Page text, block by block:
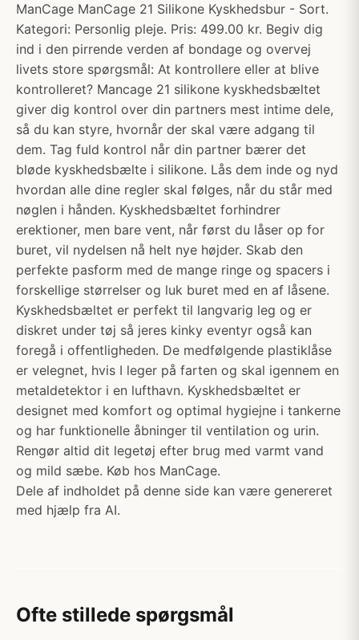
ManCage ManCage 21 Silikone Kyskhedsbur - Sort.
Kategori: Personlig pleje. Pris: 499.00 kr. Begiv dig
ind i den pirrende verden af bondage og overvej
livets store spørgsmål: At kontrollere eller at blive
kontrolleret? Mancage 21 silikone kyskhedsbæltet
giver dig kontrol over din partners mest intime dele,
så du kan styre, hvornår der skal være adgang til
dem. Tag fuld kontrol når din partner bærer det
bløde kyskhedsbælte i silikone. Lås dem inde og nyd
hvordan alle dine regler skal følges, når du står med
nøglen i hånden. Kyskhedsbæltet forhindrer
erektioner, men bare vent, når først du låser op for
buret, vil nydelsen nå helt nye højder. Skab den
perfekte pasform med de mange ringe og spacers i
forskellige størrelser og luk buret med en af låsene.
Kyskhedsbæltet er perfekt til langvarig leg og er
diskret under tøj så jeres kinky eventyr også kan
foregå i offentligheden. De medfølgende plastiklåse
er velegnet, hvis I leger på farten og skal igennem en
metaldetektor i en lufthavn. Kyskhedsbæltet er
designet med komfort og optimal hygiejne i tankerne
og har funktionelle åbninger til ventilation og urin.
Rengør altid dit legetøj efter brug med varmt vand
og mild sæbe. Køb hos ManCage.
Dele af indholdet på denne side kan være genereret
med hjælp fra AI.
Ofte stillede spørgsmål